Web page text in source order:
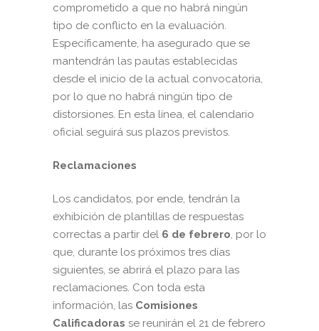
comprometido a que no habrá ningún
tipo de conflicto en la evaluación.
Específicamente, ha asegurado que se
mantendrán las pautas establecidas
desde el inicio de la actual convocatoria,
por lo que no habrá ningún tipo de
distorsiones. En esta línea, el calendario
oficial seguirá sus plazos previstos.
Reclamaciones
Los candidatos, por ende, tendrán la
exhibición de plantillas de respuestas
correctas a partir del 6 de febrero, por lo
que, durante los próximos tres días
siguientes, se abrirá el plazo para las
reclamaciones. Con toda esta
información, las Comisiones
Calificadoras se reunirán el 21 de febrero